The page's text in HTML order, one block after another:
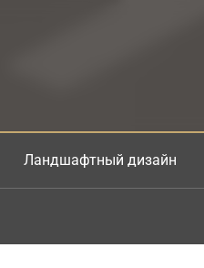
Ландшафтный дизайн